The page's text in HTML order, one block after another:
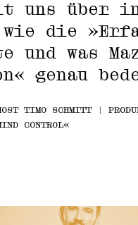
uns über
wie die
und was
genau
TIMO SCHMITT |
CONTROL«